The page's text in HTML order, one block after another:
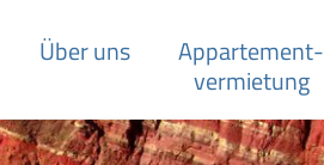
Über uns
Appartement­-
vermietung